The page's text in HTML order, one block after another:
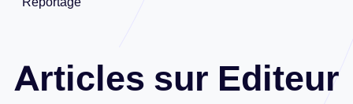
Articles sur Editeur